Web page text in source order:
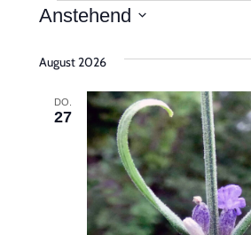
VERANSTALTUNGEN
Anstehend
wählen.
August 2026
DO.
27